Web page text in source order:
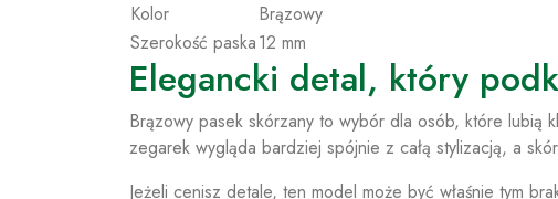
Kolor
Brązowy
Szerokość paska12 mm
Elegancki detal, który
Brązowy pasek skórzany to wybór dla osób, które lubią
zegarek wygląda bardziej spójnie z całą stylizacją, a
Jeżeli cenisz detale, ten model może być właśnie tym